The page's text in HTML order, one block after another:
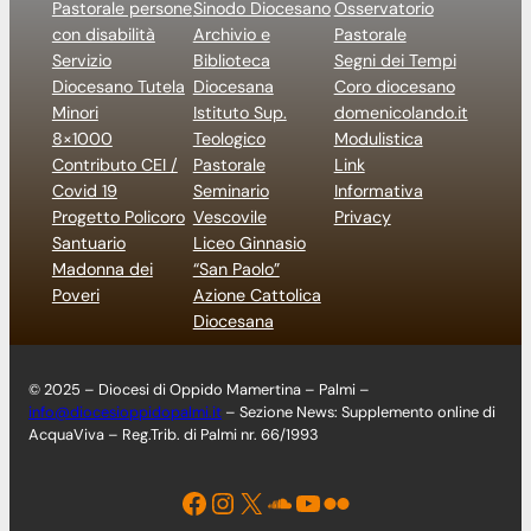
Pastorale persone
con disabilità
Servizio
Diocesano Tutela
Minori
8×1000
Contributo CEI /
Covid 19
Progetto Policoro
Santuario
Madonna dei
Poveri
Sinodo Diocesano
Archivio e
Biblioteca
Diocesana
Istituto Sup.
Teologico
Pastorale
Seminario
Vescovile
Liceo Ginnasio
“San Paolo”
Azione Cattolica
Diocesana
Osservatorio
Pastorale
Segni dei Tempi
Coro diocesano
domenicolando.it
Modulistica
Link
Informativa
Privacy
© 2025 – Diocesi di Oppido Mamertina – Palmi –
info@diocesioppidopalmi.it – Sezione News: Supplemento online di
AcquaViva – Reg.Trib. di Palmi nr. 66/1993
Facebook Instagram X Soundcloud YouTube Flickr